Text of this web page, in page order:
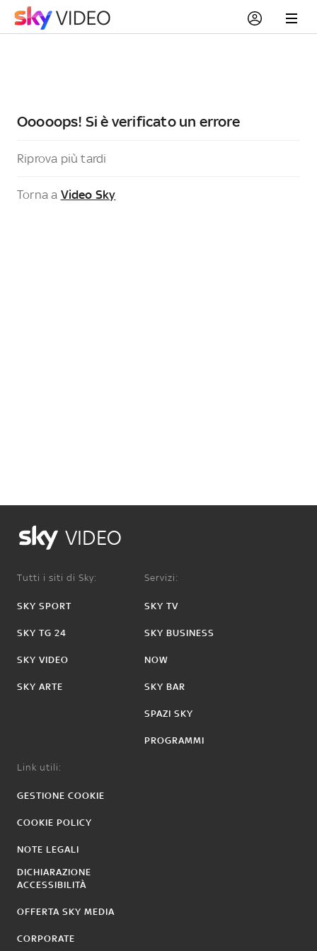
Ooooops! Si è verificato un errore
Riprova più tardi
Torna a Video Sky
VIDEO
Tutti i siti di Sky:
SKY SPORT
SKY TG 24
SKY VIDEO
SKY ARTE
Servizi:
SKY TV
SKY BUSINESS
NOW
SKY BAR
SPAZI SKY
PROGRAMMI
Link utili:
GESTIONE COOKIE
COOKIE POLICY
NOTE LEGALI
DICHIARAZIONE
ACCESSIBILITÀ
OFFERTA SKY MEDIA
CORPORATE